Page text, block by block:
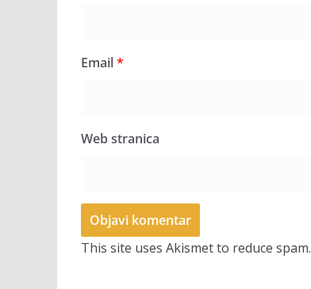
Email*
Web stranica
This site uses Akismet to reduce spam.